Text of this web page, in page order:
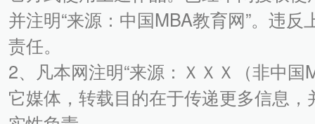
并注明“来源：中国MBA教育网”。违
责任。
2、凡本网注明“来源：ＸＸＸ（非中
它媒体，转载目的在于传递更多信息